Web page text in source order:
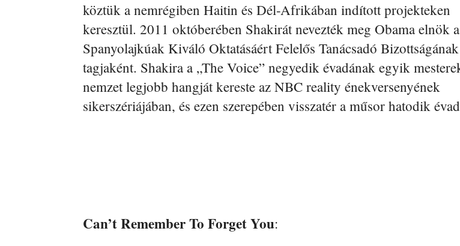
köztük a nemrégiben Haitin és Dél-Afrikában indított projekteken
keresztül. 2011 októberében Shakirát nevezték meg Obama elnök a
Spanyolajkúak Kiváló Oktatásáért Felelős Tanácsadó
tagjaként. Shakira a „The Voice” negyedik évadának egyik
nemzet legjobb hangját kereste az NBC reality énekversenyének
sikerszériájában, és ezen szerepében visszatér a műsor hatodik
Can’t Remember To Forget You: